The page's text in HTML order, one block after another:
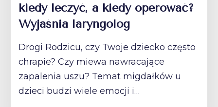
kiedy leczyć, a kiedy operować?
Wyjaśnia laryngolog
Drogi Rodzicu, czy Twoje dziecko często
chrapie? Czy miewa nawracające
zapalenia uszu? Temat migdałków u
dzieci budzi wiele emocji i…